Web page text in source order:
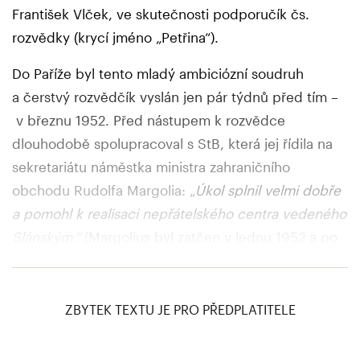
František Vlček, ve skutečnosti podporučík čs.
rozvědky (krycí jméno „Petřina“).
Do Paříže byl tento mladý ambiciózní soudruh
a čerstvý rozvědčík vyslán jen pár týdnů před tím –
v březnu 1952. Před nástupem k rozvědce
dlouhodobě spolupracoval s StB, která jej řídila na
sekretariátu náměstka ministra zahraničního
obchodu Rudolfa Margolia: „Úkol splnil velmi dobře
a pomohl k realisaci nepřátelského centra vedeného
ZBYTEK TEXTU JE PRO PŘEDPLATITELE